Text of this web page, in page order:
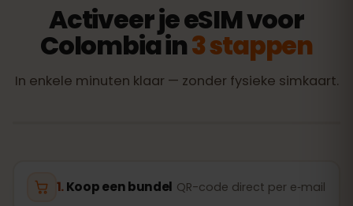
Activeer je eSIM voor
Colombia in3 stappen
In enkele minuten klaar — zonder fysieke simkaart.
Koop een bundel QR-code direct per e‑mail